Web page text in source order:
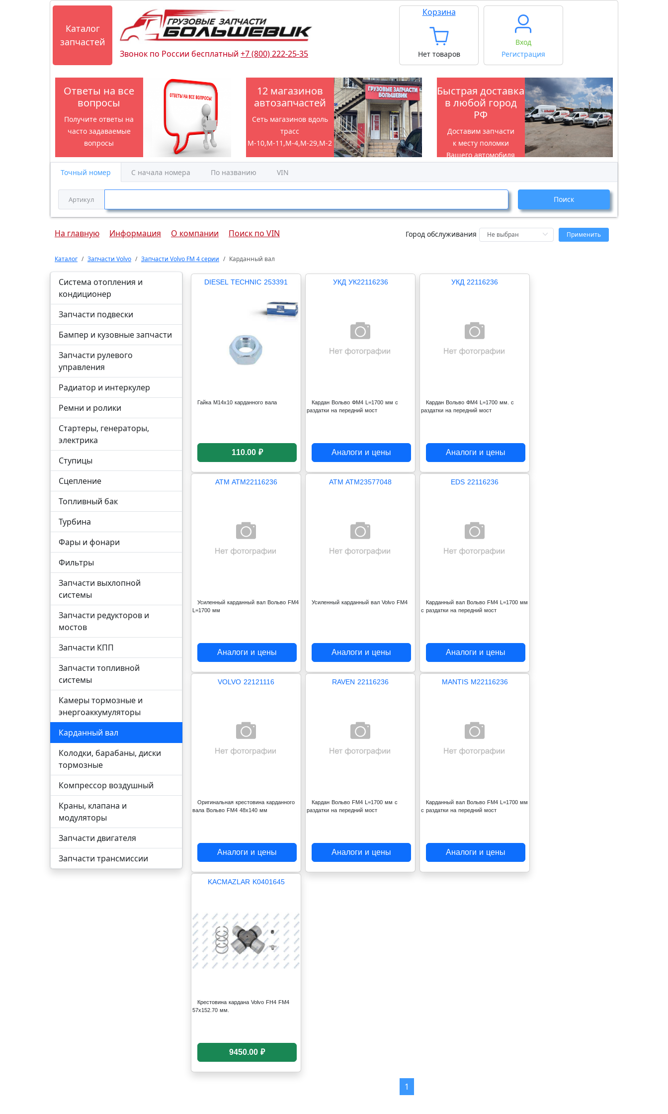
Каталог
запчастей
Звонок по России бесплатный +7 (800) 222-25-35
Корзина
Нет товаров
Вход
Регистрация
Ответы на все
вопросы
Получите ответы на
часто задаваемые
вопросы
12 магазинов
автозапчастей
Сеть магазинов вдоль
трасс
М-10,М-11,М-4,М-29,М-2
Быстрая доставка
в любой город
РФ
Доставим запчасти
к месту поломки
Вашего автомобиля
Точный номер
С начала номера По названию VIN
Артикул Поиск
На главную Информация О компании Поиск по VIN Город обслуживания Применить
Каталог Запчасти Volvo Запчасти Volvo FM 4 серии Карданный вал
Система отопления и
кондиционер
Запчасти подвески
Бампер и кузовные запчасти
Запчасти рулевого
управления
Радиатор и интеркулер
Ремни и ролики
Стартеры, генераторы,
электрика
Ступицы
Сцепление
Топливный бак
Турбина
Фары и фонари
Фильтры
Запчасти выхлопной
системы
Запчасти редукторов и
мостов
Запчасти КПП
Запчасти топливной
системы
Камеры тормозные и
энергоаккумуляторы
Карданный вал
Колодки, барабаны, диски
тормозные
Компрессор воздушный
Краны, клапана и
модуляторы
Запчасти двигателя
Запчасти трансмиссии
DIESEL TECHNIC 253391
Гайка M14x10 карданного вала
110.00 ₽
УКД УК22116236
Кардан Вольво ФМ4 L=1700 мм с
раздатки на передний мост
Аналоги и цены
УКД 22116236
Кардан Вольво ФМ4 L=1700 мм. с
раздатки на передний мост
Аналоги и цены
ATM ATM22116236
Усиленный карданный вал Вольво FM4
L=1700 мм
Аналоги и цены
ATM ATM23577048
Усиленный карданный вал Volvo FM4
Аналоги и цены
EDS 22116236
Карданный вал Вольво FM4 L=1700 мм
с раздатки на передний мост
Аналоги и цены
VOLVO 22121116
Оригинальная крестовина карданного
вала Вольво FM4 48x140 мм
Аналоги и цены
RAVEN 22116236
Кардан Вольво FM4 L=1700 мм с
раздатки на передний мост
Аналоги и цены
MANTIS M22116236
Карданный вал Вольво FM4 L=1700 мм
с раздатки на передний мост
Аналоги и цены
KACMAZLAR K0401645
Крестовина кардана Volvo FH4 FM4
57х152.70 мм.
9450.00 ₽
1